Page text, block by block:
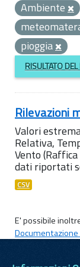
Ambiente
pioggia
RISULTATO
Rilevazioni
Valori
Relativa,
Vento
dati riportati
CSV
E' possibile
Documentazione